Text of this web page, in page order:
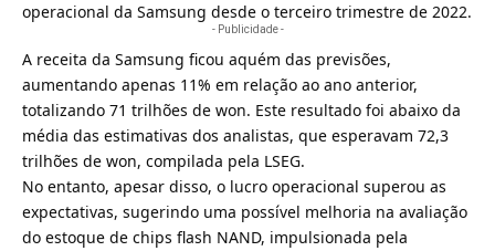
operacional da Samsung desde o terceiro trimestre de 2022.
- Publicidade -
A receita da Samsung ficou aquém das previsões,
aumentando apenas 11% em relação ao ano anterior,
totalizando 71 trilhões de won. Este resultado foi abaixo da
média das estimativas dos analistas, que esperavam 72,3
trilhões de won, compilada pela LSEG.
No entanto, apesar disso, o lucro operacional superou as
expectativas, sugerindo uma possível melhoria na avaliação
do estoque de chips flash NAND, impulsionada pela